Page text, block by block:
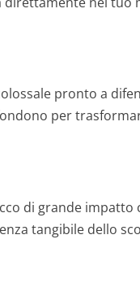
pronto a
per
di grande impatto
tangibile dello